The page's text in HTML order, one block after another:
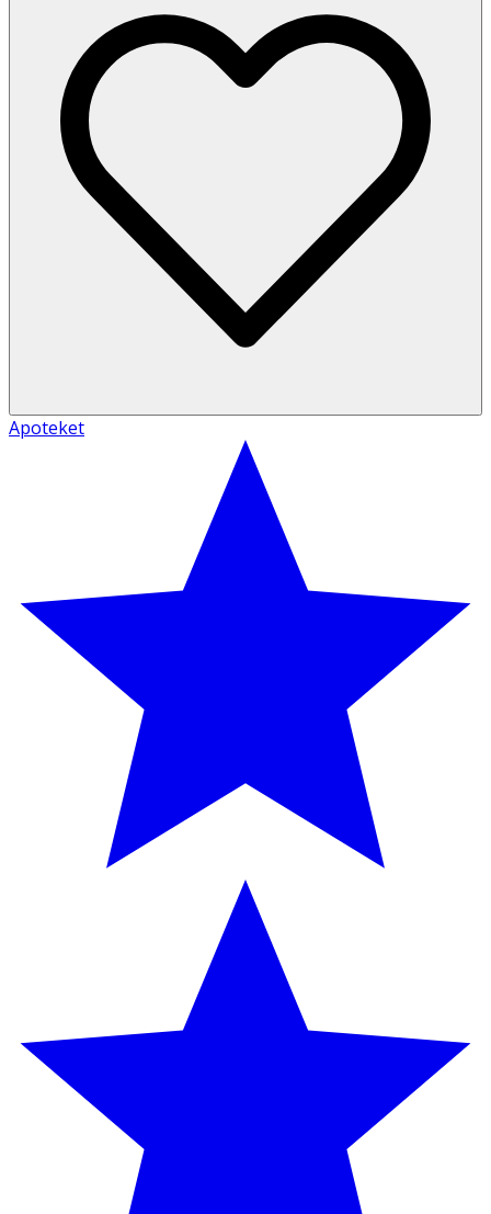
Apoteket